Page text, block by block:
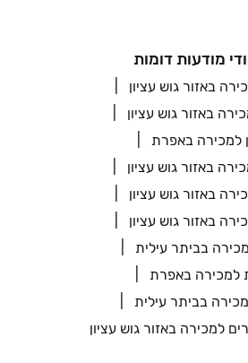
מודעות דומות
באזור גוש עציון
באזור גוש עציון
למכירה באפרת
באזור גוש עציון
באזור גוש עציון
באזור גוש עציון
בביתר עילית
למכירה באפרת
בביתר עילית